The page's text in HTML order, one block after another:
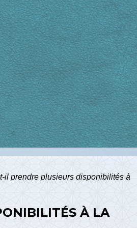
il prendre plusieurs disponibilités à
À LA